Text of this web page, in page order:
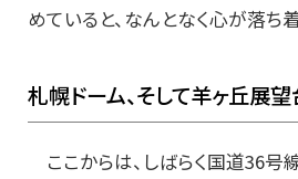
めていると、なんとなく心が落ち
札幌ドーム、そして羊ヶ丘展
ここからは、しばらく国道36号